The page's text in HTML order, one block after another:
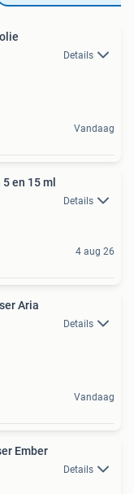
Details
Vandaag
en 15 ml
Details
4 aug 26
Aria
Details
Vandaag
Ember
Details